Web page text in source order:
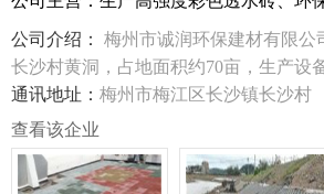
公司介绍：
梅州市诚润环保建材有限公
长沙村黄洞，占地面积约70亩，生产设
自动大型液压砖机；生产高强度彩色透
石、仿花岗岩沿石、植草砖、水利护坡
等；广泛应用于城市、道路、广场、别
道、停车场、堤岸等市政水利工程；质
通讯地址： 梅州市梅江区长沙镇长沙村
查看该企业